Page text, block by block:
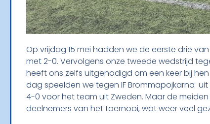
Op vrijdag 15 mei hadden we de eerste drie
met 2-0. Vervolgens onze tweede wedstrijd
heeft ons zelfs uitgenodigd om een keer bij
dag speelden we tegen IF Brommapojkarna
4-0 voor het team uit Zweden. Maar de
deelnemers van het toernooi, wat weer veel